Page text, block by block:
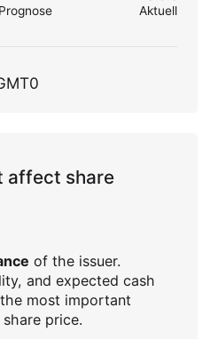
Prognose Aktuell
affect share
of the issuer.
and expected cash
most important
price.